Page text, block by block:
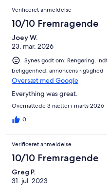
Verificeret anmeldelse
10/10 Fremragende
Joey W.
23. mar. 2026
Synes godt om: Rengøring,
beliggenhed, annoncens rigtighed
Oversæt med Google
Everything was great.
Overnattede 3 nætter i marts 2026
0
Verificeret anmeldelse
10/10 Fremragende
Greg P.
31. jul. 2023